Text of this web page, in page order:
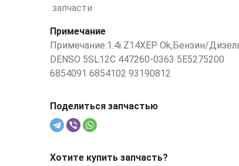
запчасти
Примечание
Примечание:1.4i Z14XEP Ok,Бензин/
DENSO 5SL12C 447260-0363 5E5275200
6854091 6854102 93190812
Поделиться запчастью
Хотите купить запчасть?